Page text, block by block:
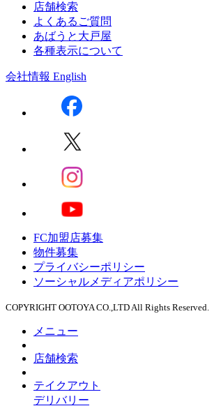
店舗検索
よくあるご質問
あばうと大戸屋
各種表示について
会社情報 English
FC加盟店募集
物件募集
プライバシーポリシー
ソーシャルメディアポリシー
COPYRIGHT OOTOYA CO.,LTD All Rights Reserved.
メニュー
店舗検索
テイクアウト
デリバリー